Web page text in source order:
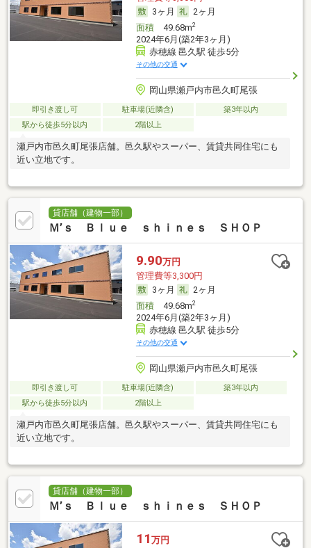
3ヶ月
2ヶ月
面積49.68m2
2024年6月(築2年3ヶ月)
赤穂線 邑久駅 徒歩5分
その他の交通
岡山県瀬戸内市邑久町尾張
即引き渡し可 駐車場(近隣含)
築3年以内
駅から徒歩5分以内
2階以上
瀬戸内市邑久町尾張店舗。邑久駅やスーパー、賃貸共同住宅にも
近い立地です。
貸店舗（建物一部）
Ｍ’ｓ Ｂｌｕｅ ｓｈｉｎｅｓ ＳＨＯＰ
9.90万円
管理費等3,300円
3ヶ月
2ヶ月
面積49.68m2
2024年6月(築2年3ヶ月)
赤穂線 邑久駅 徒歩5分
その他の交通
岡山県瀬戸内市邑久町尾張
即引き渡し可 駐車場(近隣含)
築3年以内
駅から徒歩5分以内
2階以上
瀬戸内市邑久町尾張店舗。邑久駅やスーパー、賃貸共同住宅にも
近い立地です。
貸店舗（建物一部）
Ｍ’ｓ Ｂｌｕｅ ｓｈｉｎｅｓ ＳＨＯＰ
11 万円